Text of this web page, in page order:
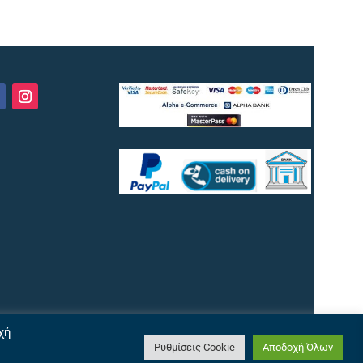
Ρυθμίσεις Cookie Αποδοχή Όλων